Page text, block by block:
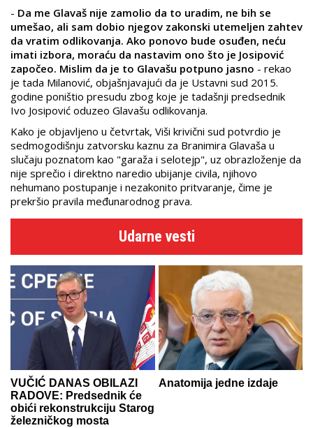
- Da me Glavaš nije zamolio da to uradim, ne bih se
umešao, ali sam dobio njegov zakonski utemeljen zahtev
da vratim odlikovanja. Ako ponovo bude osuđen, neću
imati izbora, moraću da nastavim ono što je Josipović
započeo. Mislim da je to Glavašu potpuno jasno - rekao
je tada Milanović, objašnjavajući da je Ustavni sud 2015.
godine poništio presudu zbog koje je tadašnji predsednik
Ivo Josipović oduzeo Glavašu odlikovanja.
Kako je objavljeno u četvrtak, Viši krivični sud potvrdio je
sedmogodišnju zatvorsku kaznu za Branimira Glavaša u
slučaju poznatom kao "garaža i selotejp", uz obrazloženje da
nije sprečio i direktno naredio ubijanje civila, njihovo
nehumano postupanje i nezakonito pritvaranje, čime je
prekršio pravila međunarodnog prava.
Udarne vesti
VUČIĆ DANAS OBILAZI
RADOVE: Predsednik će
obići rekonstrukciju Starog
železničkog mosta
Anatomija jedne izdaje